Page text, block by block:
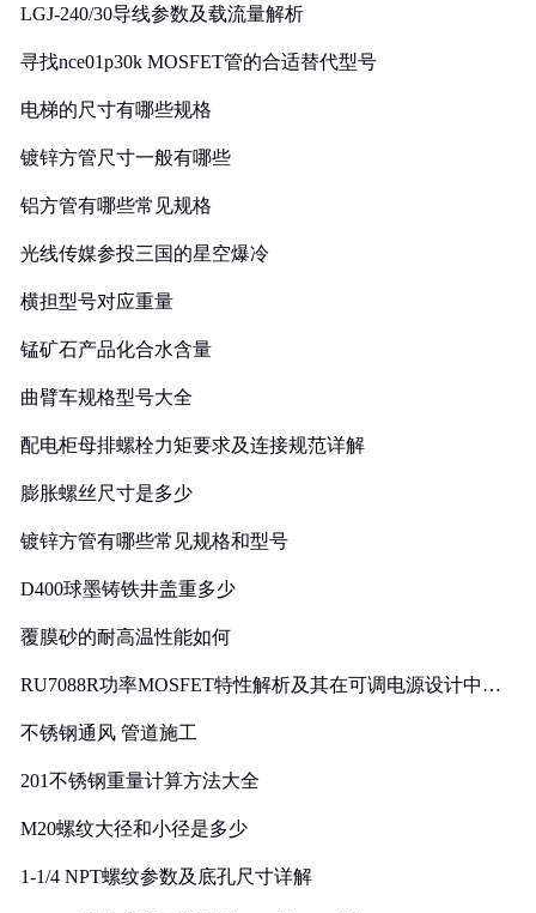
LGJ-240/30导线参数及载流量解析
寻找nce01p30k MOSFET管的合适替代型号
电梯的尺寸有哪些规格
镀锌方管尺寸一般有哪些
铝方管有哪些常见规格
光线传媒参投三国的星空爆冷
横担型号对应重量
锰矿石产品化合水含量
曲臂车规格型号大全
配电柜母排螺栓力矩要求及连接规范详解
膨胀螺丝尺寸是多少
镀锌方管有哪些常见规格和型号
D400球墨铸铁井盖重多少
覆膜砂的耐高温性能如何
RU7088R功率MOSFET特性解析及其在可调电源设计中的
不锈钢通风 管道施工
201不锈钢重量计算方法大全
M20螺纹大径和小径是多少
1-1/4 NPT螺纹参数及底孔尺寸详解